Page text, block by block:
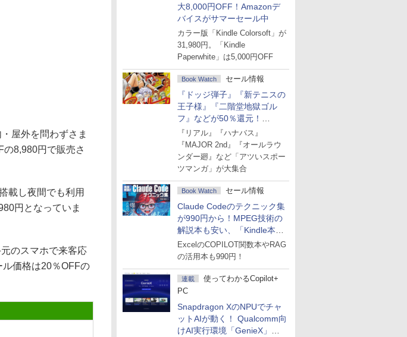
大8,000円OFF！Amazonデ
バイスがサマーセール中
カラー版「Kindle Colorsoft」が
31,980円。「Kindle
Paperwhite」は5,000円OFF
Book Watch セール情報
『ドッジ弾子』『新テニスの
王子様』『二階堂地獄ゴル
フ』などが50％還元！
Amazonマンガ週末セール
『リアル』『ハナバス』
『MAJOR 2nd』『オールラウ
ンダー廻』など「アツいスポー
ツマンガ」が大集合
Book Watch セール情報
Claude Codeのテクニック集
が990円から！MPEG技術の
解説本も安い、「Kindle本サ
マーセール」第2弾開始！
ExcelのCOPILOT関数本やRAG
の活用本も990円！
連載
使ってわかるCopilot+
PC
Snapdragon XのNPUでチャ
ットAIが動く！ Qualcomm向
けAI実行環境「GenieX」を
屋外を問わずさま
8,980円で販売さ
載し夜間でも利用
円となっていま
のスマホで来客応
価格は20％OFFの